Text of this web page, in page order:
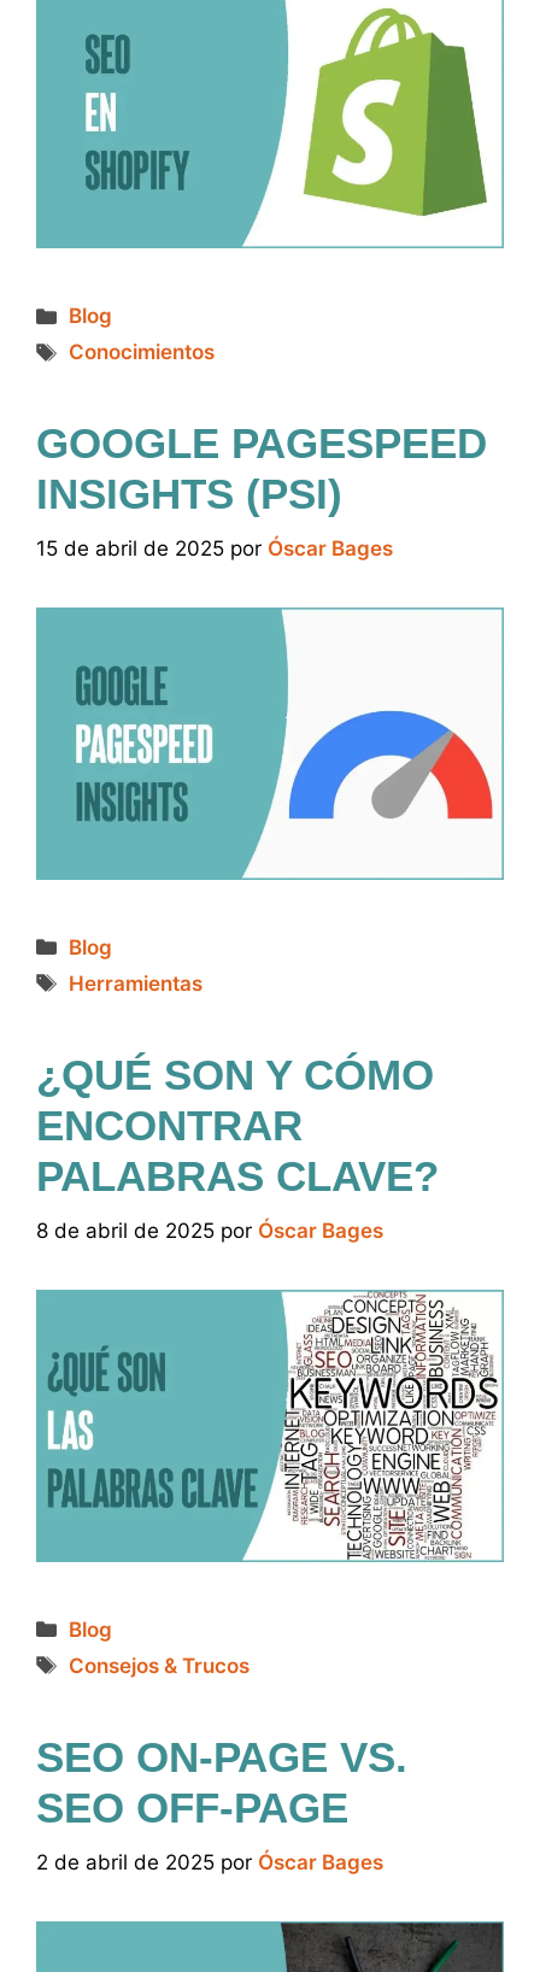
Categorías
Blog
Etiquetas
Conocimientos
GOOGLE PAGESPEED
INSIGHTS (PSI)
15 de abril de 2025 por Óscar Bages
Categorías
Blog
Etiquetas
Herramientas
¿QUÉ SON Y CÓMO
ENCONTRAR
PALABRAS CLAVE?
8 de abril de 2025 por Óscar Bages
Categorías
Blog
Etiquetas
Consejos & Trucos
SEO ON-PAGE VS.
SEO OFF-PAGE
2 de abril de 2025 por Óscar Bages